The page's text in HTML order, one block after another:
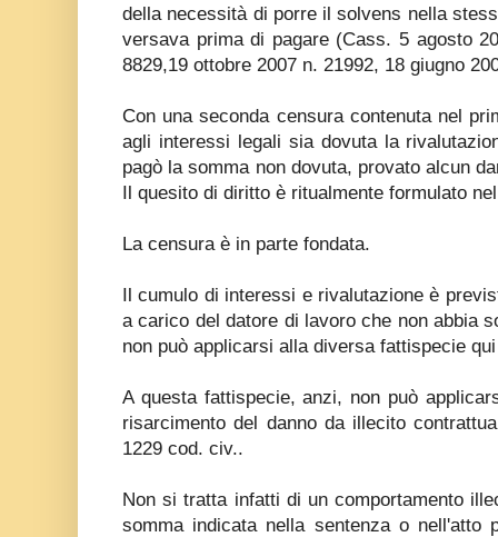
della necessità di porre il solvens nella
versava prima di pagare (Cass. 5 agosto
8829,19 ottobre 2007 n. 21992, 18 giugno
Con una seconda censura contenuta nel
agli interessi legali sia dovuta la
pagò la somma non dovuta, provato alcun
Il quesito di diritto è ritualmente formulato
La censura è in parte fondata.
Il cumulo di interessi e rivalutazione è
a carico del datore di lavoro che non abbia
non può applicarsi alla diversa fattispecie
A questa fattispecie, anzi, non può
risarcimento del danno da illecito
1229 cod. civ..
Non si tratta infatti di un comportamento
somma indicata nella sentenza o nell'atto